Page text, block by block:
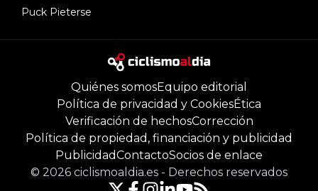
Puck Pieterse
Quiénes somosEquipo editorial
Política de privacidad y CookiesÉtica
Verificación de hechosCorrección
Política de propiedad, financiación y publicidad
PublicidadContactoSocios de enlace
© 2026 ciclismoaldia.es - Derechos reservados